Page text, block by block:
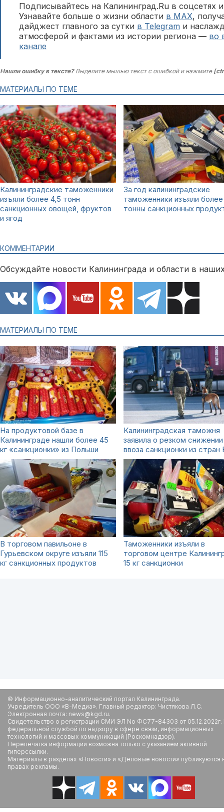
Подписывайтесь на Калининград.Ru в соцсетях
Узнавайте больше о жизни области в MAX,
дайджест главного за сутки в Telegram и
атмосферой и фактами из истории региона — во
канале
Нашли ошибку в тексте?Выделите мышью текст с ошибкой и нажмите
МАТЕРИАЛЫ ПО ТЕМЕ
Калининградские таможенники
изъяли более 4,5 тонн
санкционных овощей, фруктов
и ягод
За год калининградские
таможенники изъяли более
тонны санкционных
КОММЕНТАРИИ
Обсуждайте новости Калининграда и области в
МАТЕРИАЛЫ ПО ТЕМЕ
На продуктовой базе в
Калининграде нашли более 45
кг «санкционки» из Польши
Калининградская таможня
заявила о резком снижении
ввоза санкционки из стран
В торговом павильоне в
Гурьевском округе изъяли 115
кг санкционных продуктов
Таможенники изъяли в
торговом центре
15 кг санкционки
© Информационно-аналитический портал Калининграда.
Учредитель ООО «В-Медиа». Главный редактор: Чистякова Л.С.
Электронная почта: news@kgd.ru.
Свидетельство о регистрации СМИ ЭЛ No ФС77-84303 от
федеральной службой по надзору в сфере связи, информационных
технологий и массовых коммуникаций (Роскомнадзор).
Перепечатка информации возможна только с указанием активной
гиперссылки.
Материалы в разделах «Новости» и «Деловые новости» публикуются
правах рекламы.